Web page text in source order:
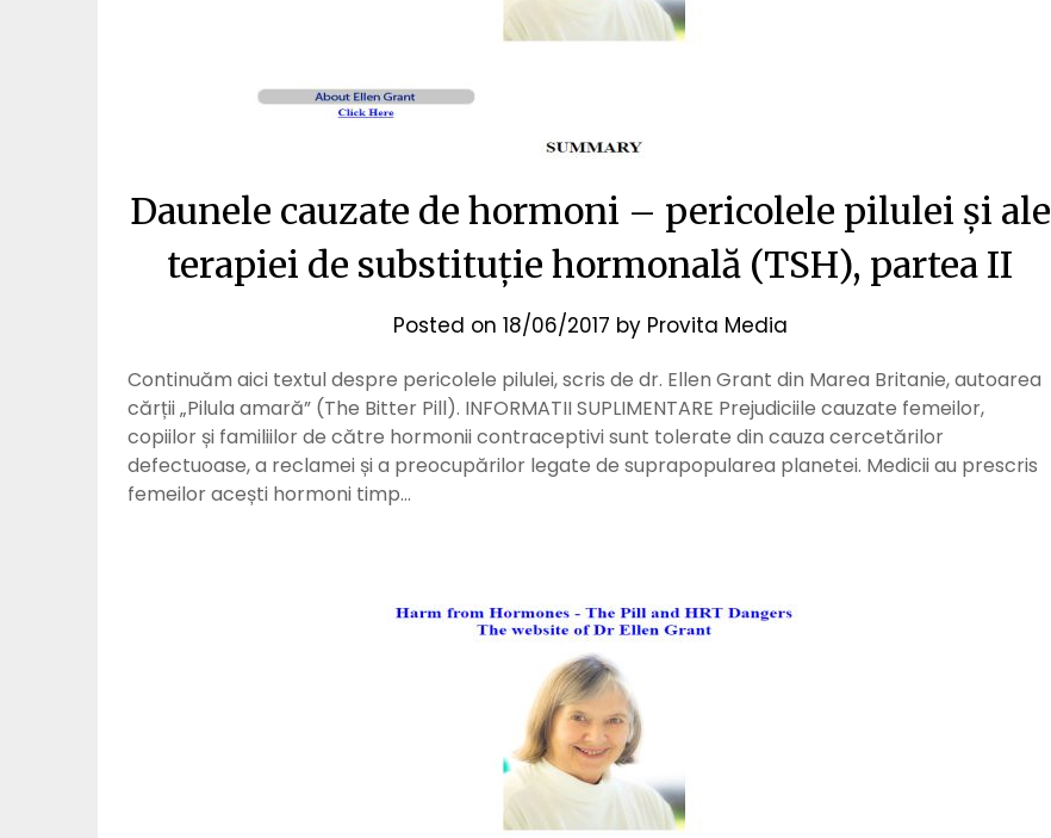
Daunele cauzate de hormoni – pericolele pilulei și ale
terapiei de substituție hormonală (TSH), partea II
Posted on 18/06/2017 by Provita Media
Continuăm aici textul despre pericolele pilulei, scris de dr. Ellen Grant din Marea Britanie, autoarea
cărții „Pilula amară” (The Bitter Pill). INFORMATII SUPLIMENTARE Prejudiciile cauzate femeilor,
copiilor și familiilor de către hormonii contraceptivi sunt tolerate din cauza cercetărilor
defectuoase, a reclamei și a preocupărilor legate de suprapopularea planetei. Medicii au prescris
femeilor acești hormoni timp…